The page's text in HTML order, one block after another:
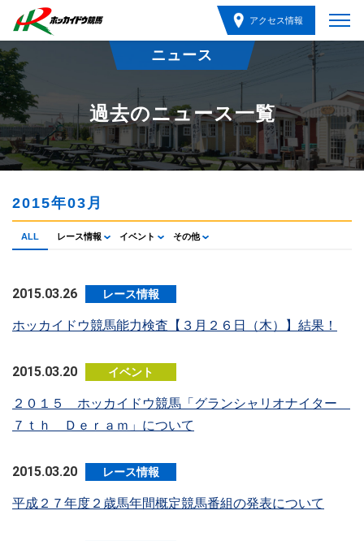
アクセス情報
ニュース
過去のニュース一覧
2015年03月
ALL レース情報 イベント その他
2015.03.26 レース情報
ホッカイドウ競馬能力検査【３月２６日（木）】結果！
2015.03.20 イベント
２０１５ ホッカイドウ競馬「グランシャリオナイター
７ｔｈ Ｄｅｒａｍ」について
2015.03.20 レース情報
平成２７年度２歳馬年間概定競馬番組の発表について